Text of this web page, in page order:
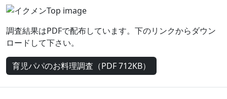
調査結果はPDFで配布しています。下のリンクからダウン
ロードして下さい。
育児パパのお料理調査（PDF 712KB）